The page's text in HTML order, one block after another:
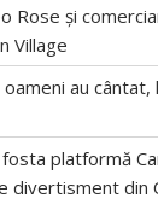
Rose și
Village
au cântat,
platformă
divertisment din